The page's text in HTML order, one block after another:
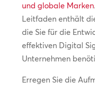
und globale Marken
Leitfaden enthält
die Sie für die
effektiven Digital
Unternehmen
Erregen Sie die